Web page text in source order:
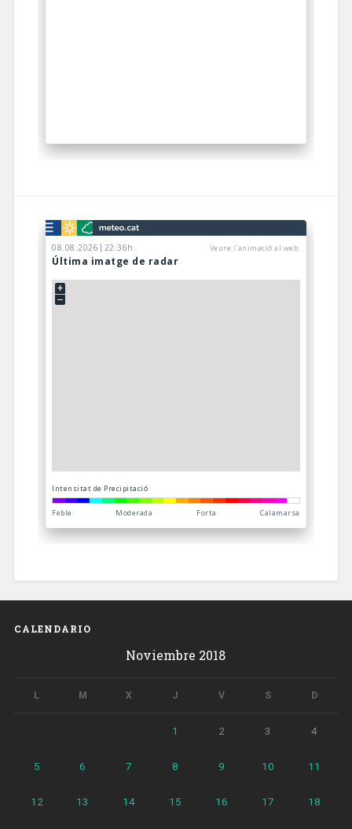
CALENDARIO
Noviembre 2018
L M X J V S D
1 2 3 4
5 6 7 8 9 10 11
12 13 14 15 16 17 18